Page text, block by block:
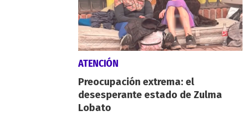
ATENCIÓN
Preocupación extrema: el
desesperante estado de Zulma
Lobato